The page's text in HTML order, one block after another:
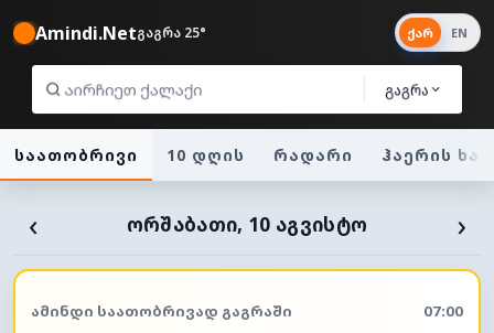
Amindi.Netგაგრა 25°
გაგრა
ქარ EN
საათობრივი 10 დღის რადარი ჰაერის
‹ ᲝᲠᲨᲐᲑᲐᲗᲘ, 10 ᲐᲒᲕᲘᲡᲢᲝ ›
ᲐᲛᲘᲜᲓᲘ ᲡᲐᲐᲗᲝᲑᲠᲘᲕᲐᲓ ᲒᲐᲒᲠᲐᲨᲘ 07:00